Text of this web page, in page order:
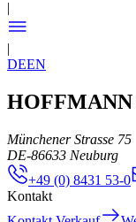
|
|
DEEN
Münchener Strasse 75
DE-86633 Neuburg
+49 (0) 8431 53-0
Kontakt